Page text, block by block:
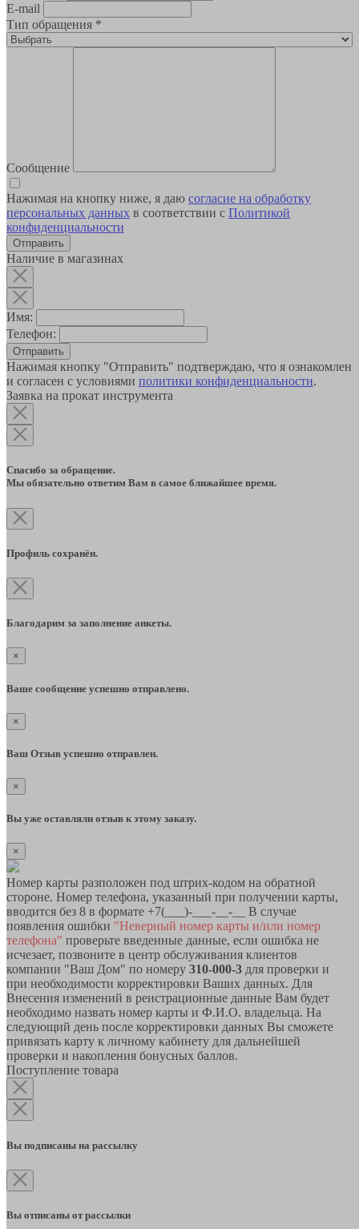
E-mail
Тип обращения *
Сообщение
Нажимая на кнопку ниже, я даю согласие на обработку
персональных данных в соответствии с Политикой
конфиденциальности
Наличие в магазинах
Имя:
Телефон:
Отправить
Нажимая кнопку "Отправить" подтверждаю, что я ознакомлен
и согласен с условиями политики конфиденциальности.
Заявка на прокат инструмента
Спасибо за обращение.
Мы обязательно ответим Вам в самое ближайшее время.
Профиль сохранён.
Благодарим за заполнение анкеты.
×
Ваше сообщение успешно отправлено.
×
Ваш Отзыв успешно отправлен.
×
Вы уже оставляли отзыв к этому заказу.
×
Номер карты разположен под штрих-кодом на обратной
стороне. Номер телефона, указанный при получении карты,
вводится без 8 в формате +7(___)-___-__-__ В случае
появления ошибки "Неверный номер карты и/или номер
телефона" проверьте введенные данные, если ошибка не
исчезает, позвоните в центр обслуживания клиентов
компании "Ваш Дом" по номеру 310-000-3 для проверки и
при необходимости корректировки Ваших данных. Для
Внесения изменений в реистрационные данные Вам будет
необходимо назвать номер карты и Ф.И.О. владельца. На
следующий день после корректировки данных Вы сможете
привязать карту к личному кабинету для дальнейшей
проверки и накопления бонусных баллов.
Поступление товара
Вы подписаны на рассылку
Вы отписаны от рассылки